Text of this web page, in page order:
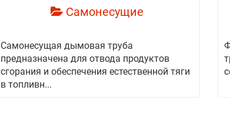
Самонесущие
Самонесущая дымовая труба
предназначена для отвода продуктов
сгорания и обеспечения естественной тяги
в топливн...